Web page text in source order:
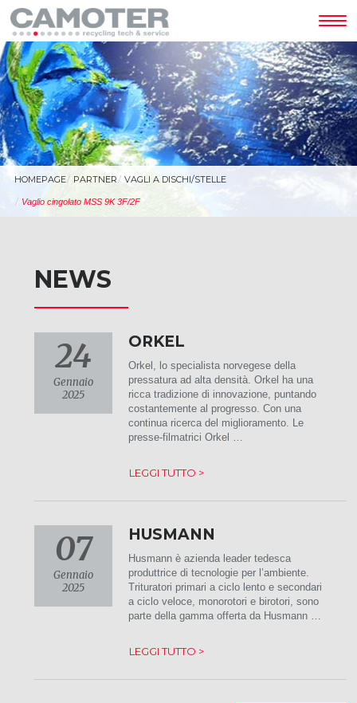
HOMEPAGE PARTNER VAGLI A DISCHI/STELLE
Vaglio cingolato MSS 9K 3F/2F
NEWS
24
Gennaio
2025
ORKEL
Orkel, lo specialista norvegese della
pressatura ad alta densità. Orkel ha una
ricca tradizione di innovazione, puntando
costantemente al progresso. Con una
continua ricerca del miglioramento. Le
presse-filmatrici Orkel …
LEGGI TUTTO >
07
Gennaio
2025
HUSMANN
Husmann è azienda leader tedesca
produttrice di tecnologie per l’ambiente.
Trituratori primari a ciclo lento e secondari
a ciclo veloce, monorotori e birotori, sono
parte della gamma offerta da Husmann …
LEGGI TUTTO >